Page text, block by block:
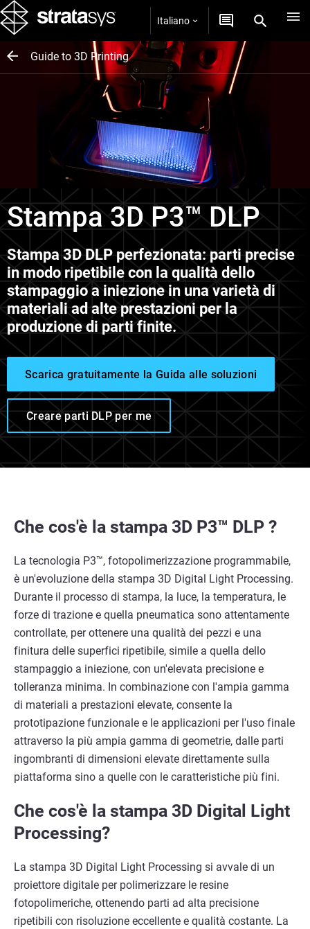
Italiano
Guide to 3D Printing
Stampa 3D P3™ DLP
Stampa 3D DLP perfezionata: parti precise
in modo ripetibile con la qualità dello
stampaggio a iniezione in una varietà di
materiali ad alte prestazioni per la
produzione di parti finite.
Scarica gratuitamente la Guida alle soluzioni
Creare parti DLP per me
Che cos'è la stampa 3D P3™ DLP ?
La tecnologia P3™, fotopolimerizzazione programmabile,
è un'evoluzione della stampa 3D Digital Light Processing.
Durante il processo di stampa, la luce, la temperatura, le
forze di trazione e quella pneumatica sono attentamente
controllate, per ottenere una qualità dei pezzi e una
finitura delle superfici ripetibile, simile a quella dello
stampaggio a iniezione, con un'elevata precisione e
tolleranza minima. In combinazione con l'ampia gamma
di materiali a prestazioni elevate, consente la
prototipazione funzionale e le applicazioni per l'uso finale
attraverso la più ampia gamma di geometrie, dalle parti
ingombranti di dimensioni elevate direttamente sulla
piattaforma sino a quelle con le caratteristiche più fini.
Che cos'è la stampa 3D Digital Light
Processing?
La stampa 3D Digital Light Processing si avvale di un
proiettore digitale per polimerizzare le resine
fotopolimeriche, ottenendo parti ad alta precisione
ripetibili con risoluzione eccellente e qualità costante. La